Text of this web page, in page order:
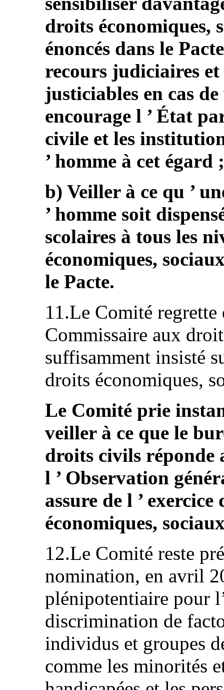
droits économiques,
énoncés dans le
recours judiciaires
justiciables en cas
encourage l ’ État
civile et les
’ homme à cet égard ;
b) Veiller à ce qu ’
’ homme soit
scolaires à tous les
économiques,
le Pacte.
11.Le Comité regrette
Commissaire aux
suffisamment insisté
droits économiques,
Le Comité prie
veiller à ce que le
droits civils réponde
l ’ Observation
assure de l ’
économiques,
12.Le Comité reste
nomination, en avril
plénipotentiaire pour
discrimination de
individus et groupes
comme les minorités